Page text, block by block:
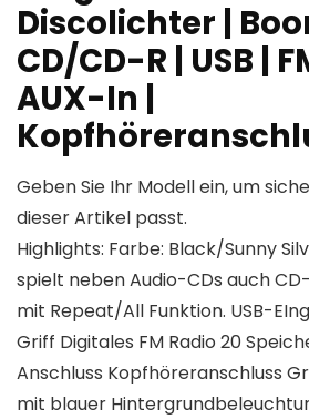
Discolichter |
CD/CD-R | USB |
AUX-In |
Geben Sie Ihr Modell ein, um
dieser Artikel passt.
Highlights: Farbe: Black/Sunny
spielt neben Audio-CDs auch
mit Repeat/All Funktion. USB-
Griff Digitales FM Radio 20
Anschluss Kopfhöreranschluss
mit blauer